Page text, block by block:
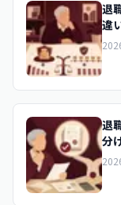
退
違
退
分